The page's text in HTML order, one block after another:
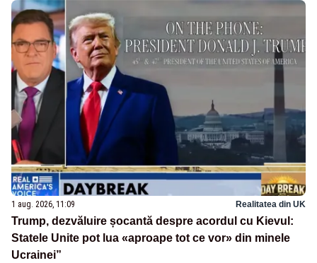
1 aug. 2026, 11:09 Realitatea din UK
Trump, dezvăluire șocantă despre acordul cu Kievul:
Statele Unite pot lua «aproape tot ce vor» din minele
Ucrainei”